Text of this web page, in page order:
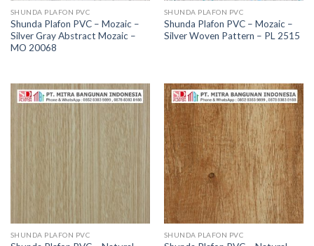
SHUNDA PLAFON PVC
Shunda Plafon PVC – Mozaic –
Silver Gray Abstract Mozaic –
MO 20068
SHUNDA PLAFON PVC
Shunda Plafon PVC – Mozaic –
Silver Woven Pattern – PL 2515
SHUNDA PLAFON PVC SHUNDA PLAFON PVC